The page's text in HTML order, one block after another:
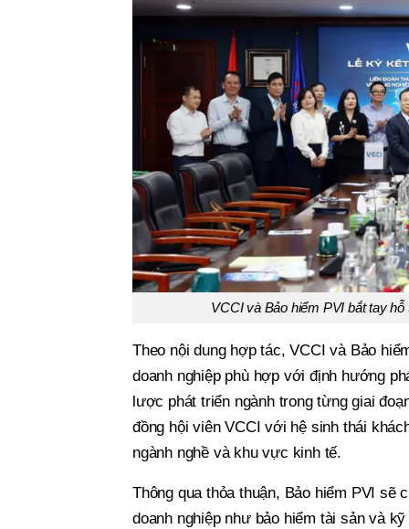
VCCI và Bảo hiểm PVI bắt tay
Theo nội dung hợp tác, VCCI và Bảo
doanh nghiệp phù hợp với định hướng
lược phát triển ngành trong từng giai
đồng hội viên VCCI với hệ sinh thái
ngành nghề và khu vực kinh tế.
Thông qua thỏa thuận, Bảo hiểm PVI sẽ
doanh nghiệp như bảo hiểm tài sản và